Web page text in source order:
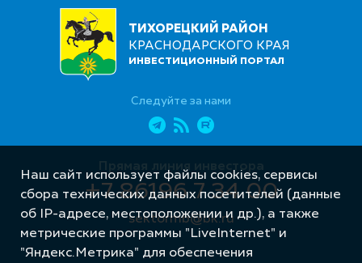
ТИХОРЕЦКИЙ РАЙОН
КРАСНОДАРСКОГО КРАЯ
ИНВЕСТИЦИОННЫЙ ПОРТАЛ
Следуйте за нами
Прямая линия инвестора
+7 86196 7 34 00
sektormb@bk.ru
Наш сайт использует файлы cookies, сервисы
сбора технических данных посетителей (данные
об IP-адресе, местоположении и др.), а также
метрические программы "LiveInternet" и
"Яндекс.Метрика" для обеспечения